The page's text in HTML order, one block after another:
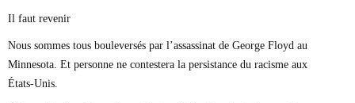
Il faut revenir
Nous sommes tous bouleversés par l’assassinat de George Floyd au
Minnesota. Et personne ne contestera la persistance du racisme aux
États-Unis.